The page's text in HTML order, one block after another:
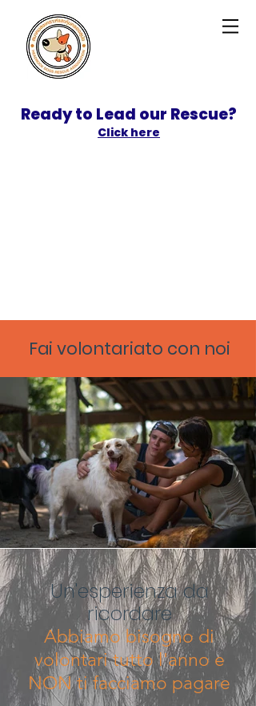
Ready to Lead our Rescue?
Click here
Fai volontariato con noi
Un'esperienza da
ricordare
Abbiamo bisogno di
volontari tutto l'anno e
NON ti facciamo pagare